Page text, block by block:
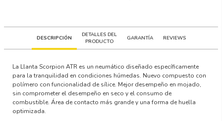
DESCRIPCIÓN
DETALLES DEL
PRODUCTO
GARANTÍA REVIEWS
La Llanta Scorpion ATR es un neumático diseñado específicamente
para la tranquilidad en condiciones húmedas. Nuevo compuesto con
polímero con funcionalidad de sílice. Mejor desempeño en mojado,
sin comprometer el desempeño en seco y el consumo de
combustible. Área de contacto más grande y una forma de huella
optimizada.